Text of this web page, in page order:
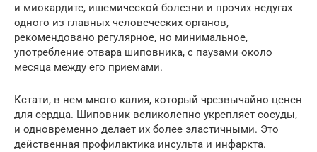
и миокардите, ишемической болезни и прочих недугах
одного из главных человеческих органов,
рекомендовано регулярное, но минимальное,
употребление отвара шиповника, с паузами около
месяца между его приемами.
Кстати, в нем много калия, который чрезвычайно ценен
для сердца. Шиповник великолепно укрепляет сосуды,
и одновременно делает их более эластичными. Это
действенная профилактика инсульта и инфаркта.